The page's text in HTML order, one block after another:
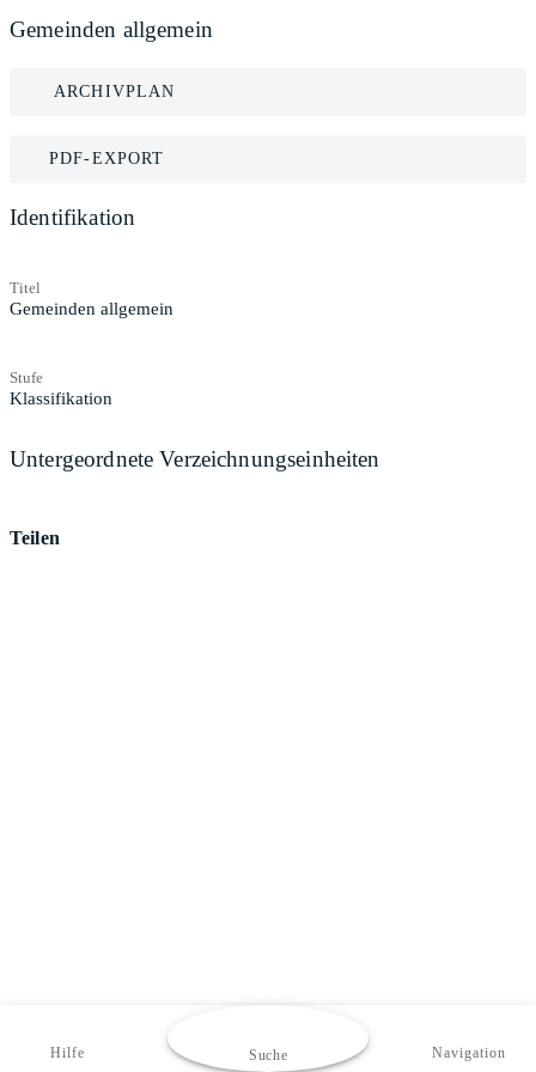
Gemeinden allgemein
ARCHIVPLAN
PDF-EXPORT
Identifikation
Titel
Gemeinden allgemein
Stufe
Klassifikation
Untergeordnete Verzeichnungseinheiten
Teilen
Hilfe Suche Navigation